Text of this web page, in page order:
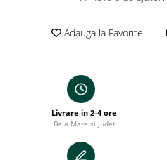
Adauga la Favorite
Livrare in 2-4 ore
Baia Mare si judet